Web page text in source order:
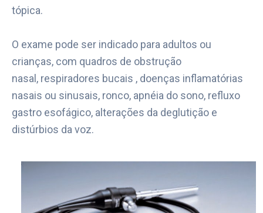
tópica.
O exame pode ser indicado para adultos ou
crianças, com quadros de obstrução
nasal, respiradores bucais , doenças inflamatórias
nasais ou sinusais, ronco, apnéia do sono, refluxo
gastro esofágico, alterações da deglutição e
distúrbios da voz.